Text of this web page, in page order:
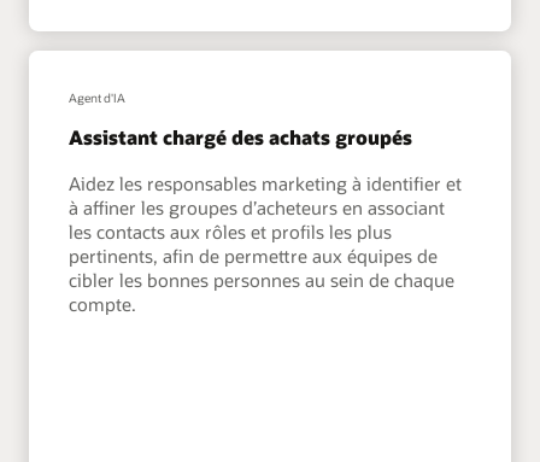
Agent d'IA
Assistant chargé des achats groupés
Aidez les responsables marketing à identifier et
à affiner les groupes d’acheteurs en associant
les contacts aux rôles et profils les plus
pertinents, afin de permettre aux équipes de
cibler les bonnes personnes au sein de chaque
compte.